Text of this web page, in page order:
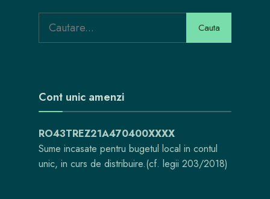
Cauta
Cont unic amenzi
RO43TREZ21A470400XXXX
Sume incasate pentru bugetul local in contul
unic, in curs de distribuire.(cf. legii 203/2018)